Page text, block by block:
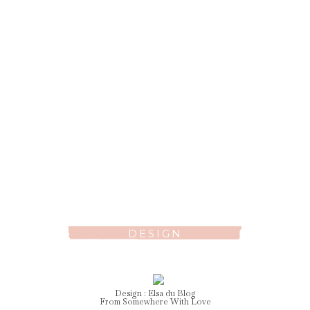
DESIGN
Design : Elsadu Blog
From Somewhere With Love